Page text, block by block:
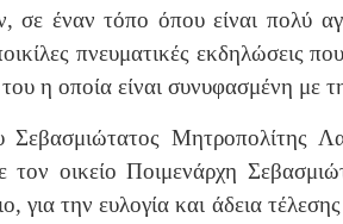
σε έναν τόπο όπου είναι πολύ
πνευματικές εκδηλώσεις
του η οποία είναι συνυφασμένη με
Μητροπολίτης
τον οικείο Ποιμενάρχη
για την ευλογία και άδεια